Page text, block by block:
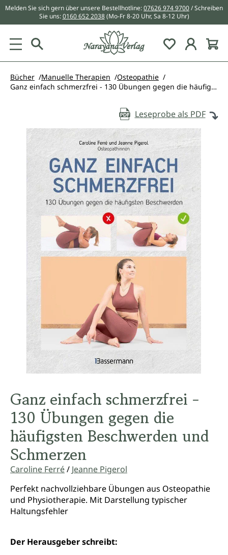
springen
Melden Sie sich gern über unsere Bestellhotline:07626 974 9700/ Schreiben
Sie uns:0160 652 2038 (Mo-Fr 8-20 Uhr, Sa 8-12 Uhr)
Du hast 0
Bücher Manuelle Therapien
Osteopathie
Ganz einfach schmerzfrei - 130 Übungen gegen die häufigsten Beschwerden und Schmerzen
Leseprobe als PDF
Bildergalerie überspringen
Ganz einfach schmerzfrei -
130 Übungen gegen die
häufigsten Beschwerden und
Schmerzen
Caroline Ferré/ Jeanne Pigerol
Perfekt nachvollziehbare Übungen aus Osteopathie
und Physiotherapie. Mit Darstellung typischer
Haltungsfehler
Der Herausgeber schreibt: